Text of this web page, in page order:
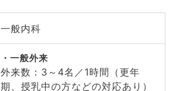
一般内科
一般外来
外来数：3～4名／1時間（更年
期、授乳中の方などの対応あり）